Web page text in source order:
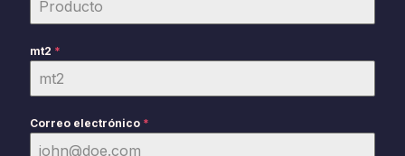
mt2 *
Correo electrónico *